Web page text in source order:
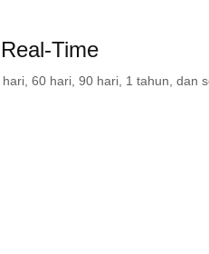
Time
60 hari, 90 hari, 1 tahun, dan